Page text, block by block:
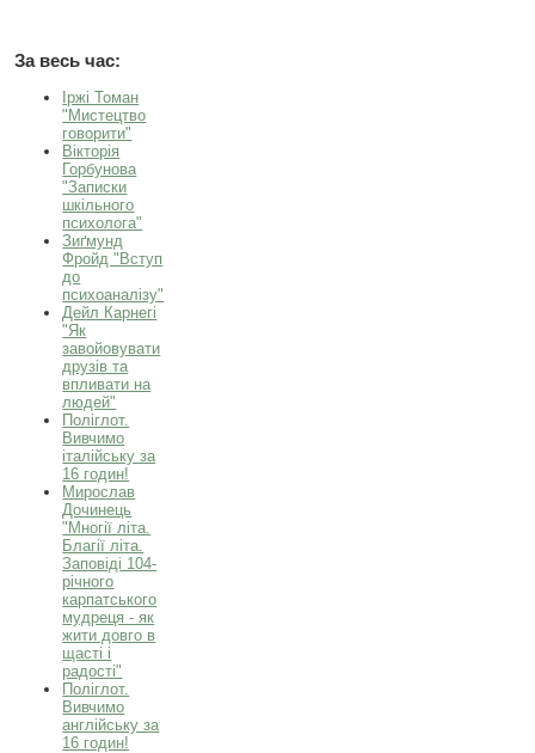
За весь час:
Іржі Томан
"Мистецтво
говорити"
Вікторія
Горбунова
"Записки
шкільного
психолога"
Зиґмунд
Фройд "Вступ
до
психоаналізу"
Дейл Карнегі
"Як
завойовувати
друзів та
впливати на
людей"
Поліглот.
Вивчимо
італійську за
16 годин!
Мирослав
Дочинець
"Многії літа.
Благії літа.
Заповіді 104-
річного
карпатського
мудреця - як
жити довго в
щасті і
радості"
Поліглот.
Вивчимо
англійську за
16 годин!